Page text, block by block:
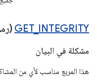
GET_ INTEGRITY
مشكلة في البيان
هذا المربع مناسب لأي من